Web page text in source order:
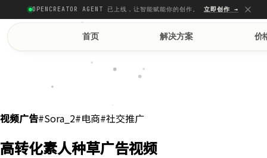
OPENCREATOR AGENT 已上线，让智能赋能你的创作。 立即创作 →
首页 解决方案 价
视频广告#Sora_2#电商#社交推广
高转化素人种草广告视频